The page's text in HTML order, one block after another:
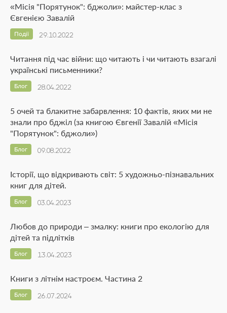
«Місія "Порятунок": бджоли»: майстер-клас з
Євгенією Завалій
29.10.2022
Події
Читання під час війни: що читають і чи читають взагалі
українські письменники?
28.04.2022
Блог
5 очей та блакитне забарвлення: 10 фактів, яких ми не
знали про бджіл (за книгою Євгенії Завалій «Місія
"Порятунок": бджоли»)
09.08.2022
Блог
Історії, що відкривають світ: 5 художньо-пізнавальних
книг для дітей.
03.04.2023
Блог
Любов до природи – змалку: книги про екологію для
дітей та підлітків
13.04.2023
Блог
Книги з літнім настроєм. Частина 2
26.07.2024
Блог